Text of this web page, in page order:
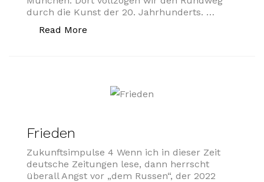
durch die Kunst der 20. Jahrhunderts. …
Read More
Frieden
Zukunftsimpulse 4 Wenn ich in dieser Zeit
deutsche Zeitungen lese, dann herrscht
überall Angst vor „dem Russen“, der 2022